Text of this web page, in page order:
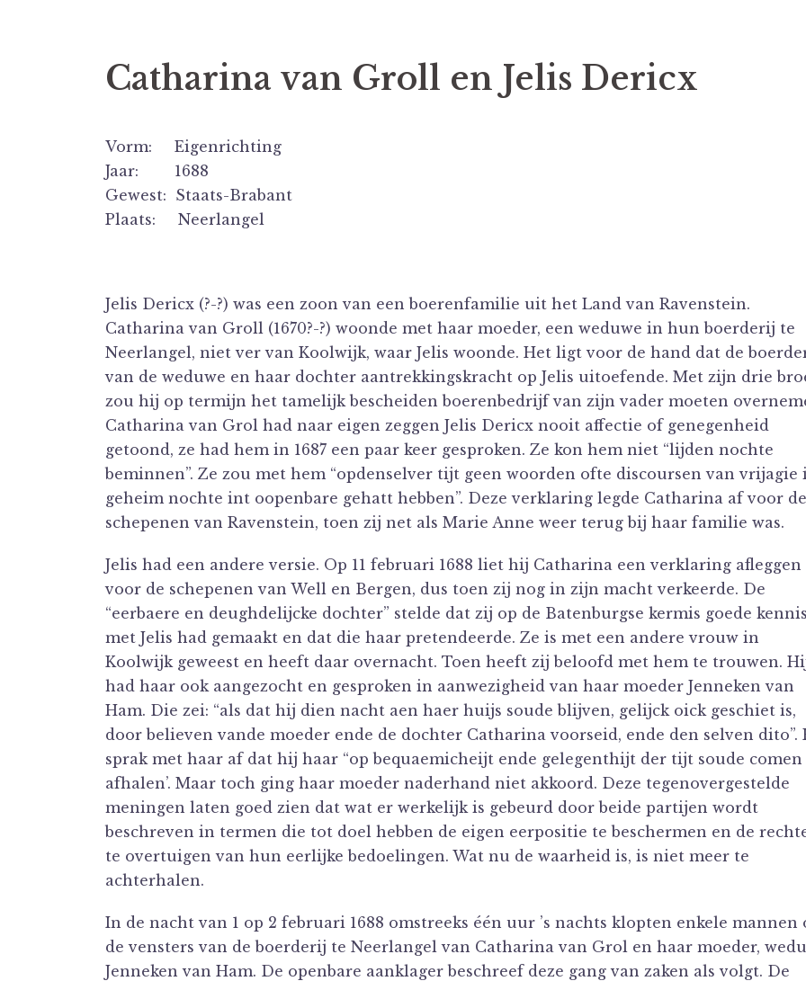
Catharina van Groll en Jelis Dericx
Vorm: Eigenrichting
Jaar: 1688
Gewest: Staats-Brabant
Plaats: Neerlangel
Jelis Dericx (?-?) was een zoon van een boerenfamilie uit het Land van Ravenstein.
Catharina van Groll (1670?-?) woonde met haar moeder, een weduwe in hun boerderij te
Neerlangel, niet ver van Koolwijk, waar Jelis woonde. Het ligt voor de hand dat de
van de weduwe en haar dochter aantrekkingskracht op Jelis uitoefende. Met zijn drie
zou hij op termijn het tamelijk bescheiden boerenbedrijf van zijn vader moeten
Catharina van Grol had naar eigen zeggen Jelis Dericx nooit affectie of genegenheid
getoond, ze had hem in 1687 een paar keer gesproken. Ze kon hem niet “lijden nochte
beminnen”. Ze zou met hem “opdenselver tijt geen woorden ofte discoursen van vrijagie
geheim nochte int oopenbare gehatt hebben”. Deze verklaring legde Catharina af voor de
schepenen van Ravenstein, toen zij net als Marie Anne weer terug bij haar familie was.
Jelis had een andere versie. Op 11 februari 1688 liet hij Catharina een verklaring afleggen
voor de schepenen van Well en Bergen, dus toen zij nog in zijn macht verkeerde. De
“eerbaere en deughdelijcke dochter” stelde dat zij op de Batenburgse kermis goede kennis
met Jelis had gemaakt en dat die haar pretendeerde. Ze is met een andere vrouw in
Koolwijk geweest en heeft daar overnacht. Toen heeft zij beloofd met hem te trouwen.
had haar ook aangezocht en gesproken in aanwezigheid van haar moeder Jenneken van
Ham. Die zei: “als dat hij dien nacht aen haer huijs soude blijven, gelijck oick geschiet is,
door believen vande moeder ende de dochter Catharina voorseid, ende den selven dito”.
sprak met haar af dat hij haar “op bequaemicheijt ende gelegenthijt der tijt soude comen
afhalen’. Maar toch ging haar moeder naderhand niet akkoord. Deze tegenovergestelde
meningen laten goed zien dat wat er werkelijk is gebeurd door beide partijen wordt
beschreven in termen die tot doel hebben de eigen eerpositie te beschermen en de
te overtuigen van hun eerlijke bedoelingen. Wat nu de waarheid is, is niet meer te
achterhalen.
In de nacht van 1 op 2 februari 1688 omstreeks één uur ’s nachts klopten enkele mannen
de vensters van de boerderij te Neerlangel van Catharina van Grol en haar moeder,
Jenneken van Ham. De openbare aanklager beschreef deze gang van zaken als volgt. De